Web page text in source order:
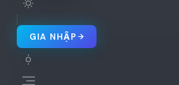
GIA NHẬP
Chào mừng đến với Horus
riêng tư của bạn rất quan